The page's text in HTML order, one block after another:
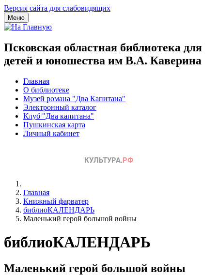
Версия сайта для слабовидящих
Меню
Псковская областная библиотека для
детей и юношества им В.А. Каверина
Главная
О библиотеке
Музей романа "Два Капитана"
Электронный каталог
Клуб "Два капитана"
Пушкинская карта
Личный кабинет
Главная
Книжный фарватер
библиоКАЛЕНДАРЬ
Маленький герой большой войны
библиоКАЛЕНДАРЬ
Маленький герой большой войны